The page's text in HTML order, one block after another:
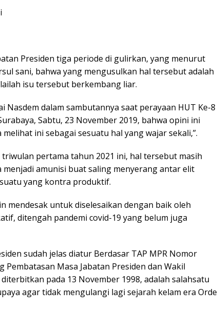
Presiden tiga periode di gulirkan, yang menurut
sani, bahwa yang mengusulkan hal tersebut adalah
isu tersebut berkembang liar.
Nasdem dalam sambutannya saat perayaan HUT Ke-8
Sabtu, 23 November 2019, bahwa opini ini
ini sebagai sesuatu hal yang wajar sekali,”.
pertama tahun 2021 ini, hal tersebut masih
amunisi buat saling menyerang antar elit
yang kontra produktif.
mendesak untuk diselesaikan dengan baik oleh
ditengah pandemi covid-19 yang belum juga
sudah jelas diatur Berdasar TAP MPR Nomor
Masa Jabatan Presiden dan Wakil
pada 13 November 1998, adalah salahsatu
agar tidak mengulangi lagi sejarah kelam era Orde